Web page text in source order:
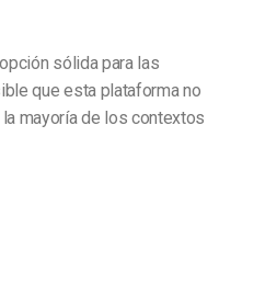
sólida para las
que esta plataforma no
mayoría de los contextos